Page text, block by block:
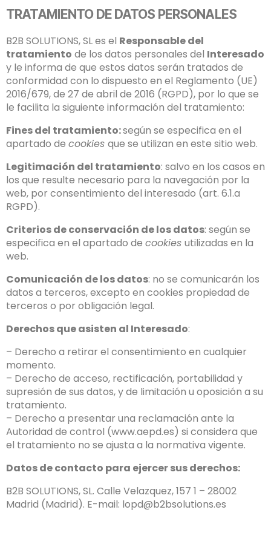
TRATAMIENTO DE DATOS PERSONALES
B2B SOLUTIONS, SL es el Responsable del
tratamiento de los datos personales del Interesado
y le informa de que estos datos serán tratados de
conformidad con lo dispuesto en el Reglamento (UE)
2016/679, de 27 de abril de 2016 (RGPD), por lo que se
le facilita la siguiente información del tratamiento:
Fines del tratamiento:según se especifica en el
apartado de cookies que se utilizan en este sitio web.
Legitimación del tratamiento: salvo en los casos en
los que resulte necesario para la navegación por la
web, por consentimiento del interesado (art. 6.1.a
RGPD).
Criterios de conservación de los datos: según se
especifica en el apartado de cookies utilizadas en la
web.
Comunicación de los datos: no se comunicarán los
datos a terceros, excepto en cookies propiedad de
terceros o por obligación legal.
Derechos que asisten al Interesado:
– Derecho a retirar el consentimiento en cualquier
momento.
– Derecho de acceso, rectificación, portabilidad y
supresión de sus datos, y de limitación u oposición a su
tratamiento.
– Derecho a presentar una reclamación ante la
Autoridad de control (www.aepd.es) si considera que
el tratamiento no se ajusta a la normativa vigente.
Datos de contacto para ejercer sus derechos:
B2B SOLUTIONS, SL. Calle Velazquez, 157 1 – 28002
Madrid (Madrid). E-mail: lopd@b2bsolutions.es